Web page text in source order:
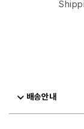
배송안내